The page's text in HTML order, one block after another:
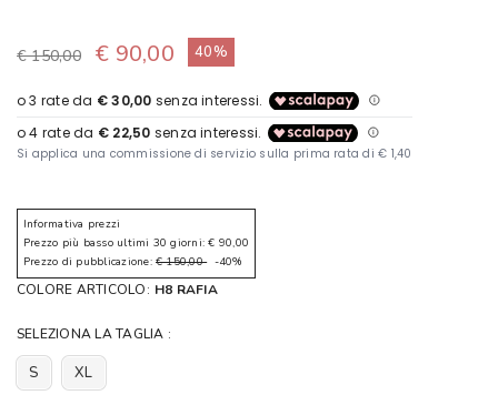
€ 150,00 € 90,00 40%
Informativa prezzi
Prezzo più basso ultimi 30 giorni: € 90,00
Prezzo di pubblicazione: € 150,00-40%
COLORE ARTICOLO: H8 RAFIA
SELEZIONA LA TAGLIA :
S XL